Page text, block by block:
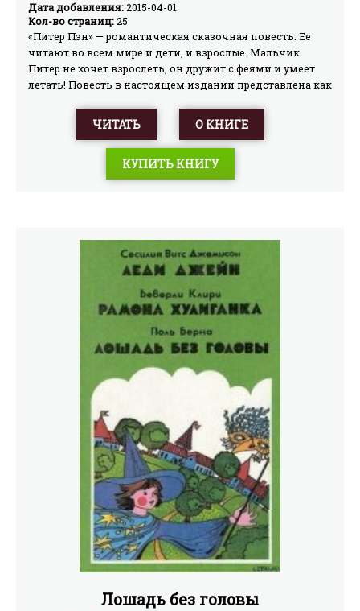
Дата добавления:2015-04-01
Кол-во страниц:25
«Питер Пэн» — романтическая сказочная повесть. Ее
читают во всем мире и дети, и взрослые. Мальчик
Питер не хочет взрослеть, он дружит с феями и умеет
летать! Повесть в настоящем издании представлена как
пересказ сделан известной детской писательницей
Ириной Токмаковой.
ЧИТАТЬ О КНИГЕ
КУПИТЬ КНИГУ
Лошадь без головы